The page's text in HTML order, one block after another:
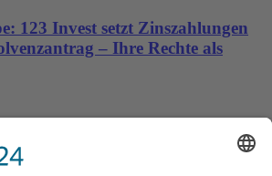
123 Invest setzt Zinszahlungen
– Ihre Rechte als
15 Millionen Dollar und treibt
Luftinfrastruktur voran